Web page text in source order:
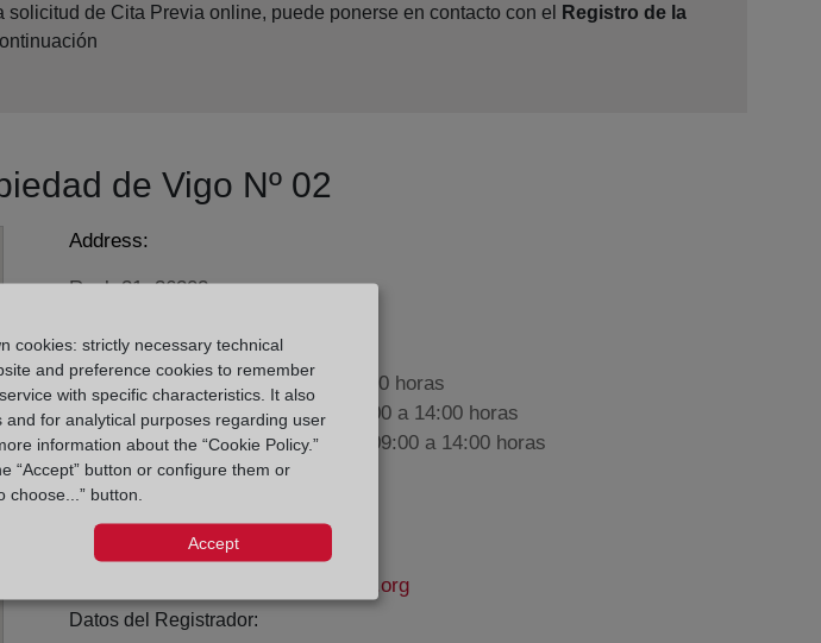
solicitud de Cita Previa online, puede ponerse en contacto con el
Registro de la
de Vigo Nº 02
Address:
Real, 31, 36202
Horario:
De lunes a viernes de 09:00 a 17:00 horas
Agosto: De lunes a viernes de 09:00 a 14:00 horas
Los días 24 y 31 de diciembre de 09:00 a 14:00 horas
(986) 43 08 22
vigo2@registrodelapropiedad.org
Datos del Registrador:
cookies: strictly necessary technical
and preference cookies to remember
with specific characteristics. It also
for analytical purposes regarding user
information about the “Cookie Policy.”
“Accept” button or configure them or
button.
Accept